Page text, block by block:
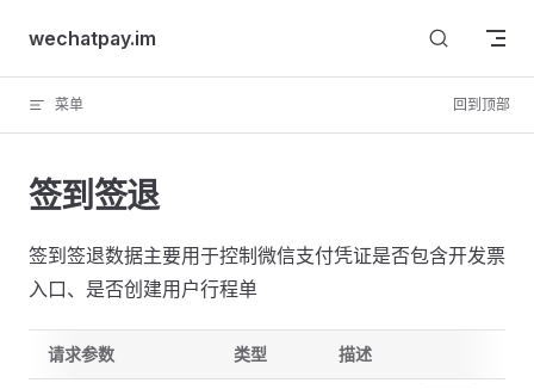
Skip to content
wechatpay.im
菜单 回到顶部
签到签退
签到签退数据主要用于控制微信支付凭证是否包含开发票
入口、是否创建用户行程单
请求参数 类型 描述